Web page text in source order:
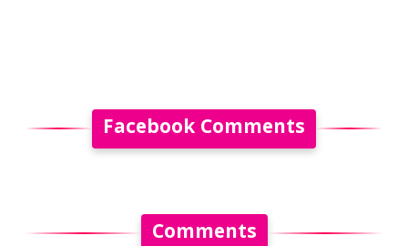
Facebook Comments
Comments